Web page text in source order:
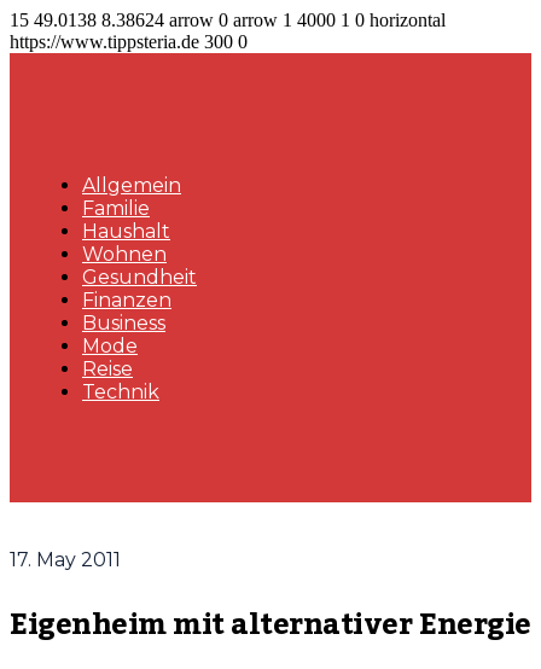
15 49.0138 8.38624 arrow 0 arrow 1 4000 1 0 horizontal
https://www.tippsteria.de 300 0
Allgemein
Familie
Haushalt
Wohnen
Gesundheit
Finanzen
Business
Mode
Reise
Technik
17. May 2011
Eigenheim mit alternativer Energie